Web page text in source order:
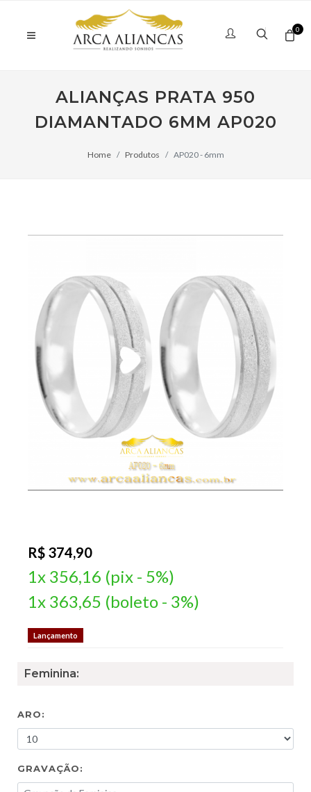
0
ALIANÇAS PRATA 950
DIAMANTADO 6MM AP020
Home Produtos AP020 - 6mm
R$ 374,90
1x 356,16 (pix - 5%)
1x 363,65 (boleto - 3%)
Lançamento
Feminina:
ARO:
GRAVAÇÃO: